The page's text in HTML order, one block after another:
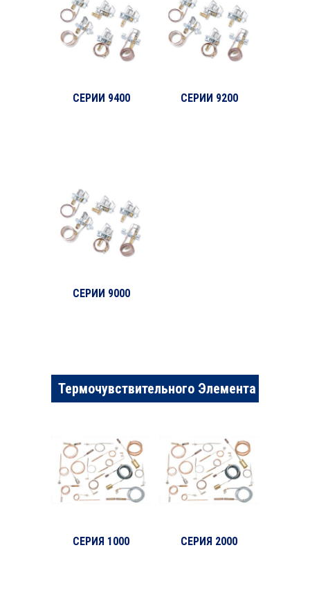
СЕРИИ 9400 СЕРИИ 9200
СЕРИИ 9000
Термочувствительного Элемента
СЕРИЯ 1000 СЕРИЯ 2000